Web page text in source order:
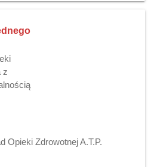
z
Opieki Zdrowotnej A.T.P.